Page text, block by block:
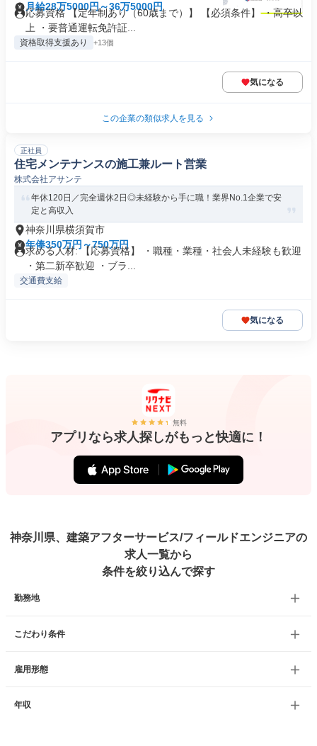
月給28万5000円～36万5000円
応募資格 【定年制あり（60歳まで）】 【必須条件】 ・高卒以
上 ・要普通運転免許証...
資格取得支援あり +13個
気になる
この企業の類似求人を見る
正社員
住宅メンテナンスの施工兼ルート営業
株式会社アサンテ
年休120日／完全週休2日◎未経験から手に職！業界No.1企業で安
定と高収入
神奈川県横須賀市
年俸350万円～750万円
求める人材: 【応募資格】 ・職種・業種・社会人未経験も歓迎
・第二新卒歓迎 ・ブラ...
交通費支給
気になる
無料
アプリなら求人探しがもっと快適に！
神奈川県、建築アフターサービス/フィールドエンジニアの
求人一覧から
条件を絞り込んで探す
勤務地
こだわり条件
雇用形態
年収